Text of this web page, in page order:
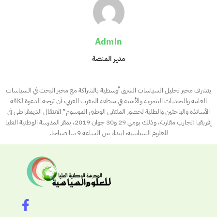
Admin
مدير المنصة
يتشرف مخبر تحليل السياسات الشرق أوسطية بالشراكة مع مخبر البحث في السياسات
العامة والتحديات التنموية والأمنية في منطقة المغرب العربي، أن توجه الدعوة لكافة
الأساتذة والباحثين والطلبة لحضور الملتقى الوطني الموسوم” الانتقال الديمقراطي في
إفريقيا :تجارب مقارنة، وذلك يومي 29 و30 جوان 2019، بمقر المدرسة الوطنية العليا
للعلوم السياسية، ابتداء من الساعة 9 سا صباحا.
F